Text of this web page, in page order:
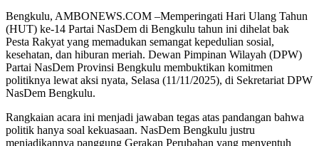
Bengkulu, AMBONEWS.COM –Memperingati Hari Ulang Tahun
(HUT) ke-14 Partai NasDem di Bengkulu tahun ini dihelat bak
Pesta Rakyat yang memadukan semangat kepedulian sosial,
kesehatan, dan hiburan meriah. Dewan Pimpinan Wilayah (DPW)
Partai NasDem Provinsi Bengkulu membuktikan komitmen
politiknya lewat aksi nyata, Selasa (11/11/2025), di Sekretariat DPW
NasDem Bengkulu.
Rangkaian acara ini menjadi jawaban tegas atas pandangan bahwa
politik hanya soal kekuasaan. NasDem Bengkulu justru
menjadikannya panggung Gerakan Perubahan yang menyentuh